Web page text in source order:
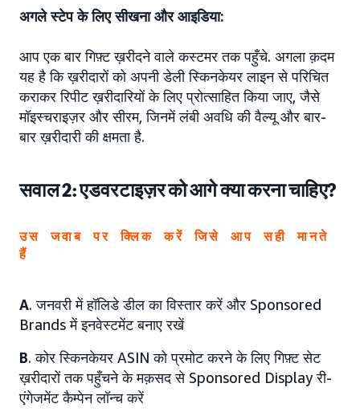
अगले स्टेप के लिए सीखना और आइडिया:
आप एक बार गिफ़्ट ख़रीदने वाले कस्टमर तक पहुँचे. अगला क़दम
यह है कि ख़रीदारों को अपनी डेली स्किनकेयर लाइन से परिचित
कराकर रिपीट ख़रीदारियों के लिए प्रोत्साहित किया जाए, जैसे
मॉइस्चराइज़र और सीरम, जिनमें लंबी अवधि की वैल्यू और बार-
बार ख़रीदारी की क्षमता है.
सवाल 2: एडवरटाइज़र को आगे क्या करना चाहिए?
उस जवाब पर क्लिक करें जिसे आप सही मानते
हैं
A. जनवरी में हॉलिडे डील का विस्तार करें और Sponsored
Brands में इनवेस्टमेंट बनाए रखें
B. कोर स्किनकेयर ASIN को प्रमोट करने के लिए गिफ़्ट सेट
ख़रीदारों तक पहुँचने के मक़सद से Sponsored Display री-
एंगेजमेंट कैम्पेन लॉन्च करें